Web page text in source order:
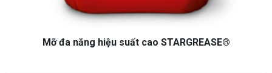
Mỡ đa năng hiệu suất cao STARGREASE®